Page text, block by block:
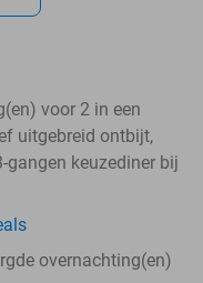
voor 2 in een
uitgebreid ontbijt,
gangen keuzediner bij
overnachting(en)